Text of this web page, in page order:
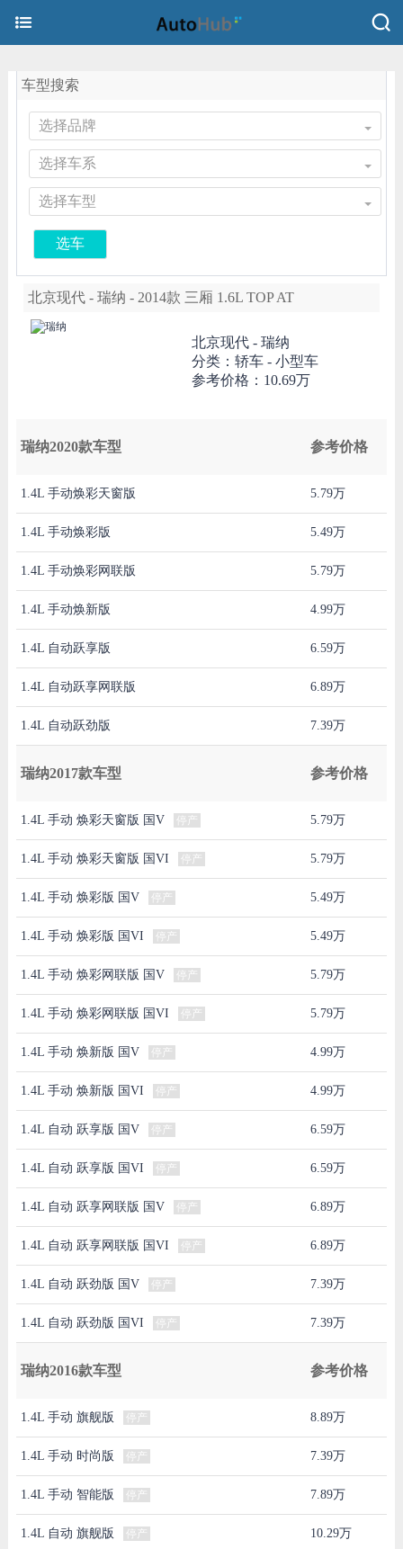
车型搜索
选择品牌
选择车系
选择车型
选车
北京现代 - 瑞纳 - 2014款 三厢 1.6L TOP AT
北京现代 - 瑞纳
分类：轿车 - 小型车
参考价格： 10.69万
瑞纳2020款车型 参考价格
1.4L 手动焕彩天窗版 5.79万
1.4L 手动焕彩版 5.49万
1.4L 手动焕彩网联版 5.79万
1.4L 手动焕新版 4.99万
1.4L 自动跃享版 6.59万
1.4L 自动跃享网联版 6.89万
1.4L 自动跃劲版 7.39万
瑞纳2017款车型 参考价格
1.4L 手动 焕彩天窗版 国V 停产 5.79万
1.4L 手动 焕彩天窗版 国VI 停产 5.79万
1.4L 手动 焕彩版 国V 停产 5.49万
1.4L 手动 焕彩版 国VI 停产 5.49万
1.4L 手动 焕彩网联版 国V 停产 5.79万
1.4L 手动 焕彩网联版 国VI 停产 5.79万
1.4L 手动 焕新版 国V 停产 4.99万
1.4L 手动 焕新版 国VI 停产 4.99万
1.4L 自动 跃享版 国V 停产 6.59万
1.4L 自动 跃享版 国VI 停产 6.59万
1.4L 自动 跃享网联版 国V 停产 6.89万
1.4L 自动 跃享网联版 国VI 停产 6.89万
1.4L 自动 跃劲版 国V 停产 7.39万
1.4L 自动 跃劲版 国VI 停产 7.39万
瑞纳2016款车型 参考价格
1.4L 手动 旗舰版 停产 8.89万
1.4L 手动 时尚版 停产 7.39万
1.4L 手动 智能版 停产 7.89万
1.4L 自动 旗舰版 停产 10.29万